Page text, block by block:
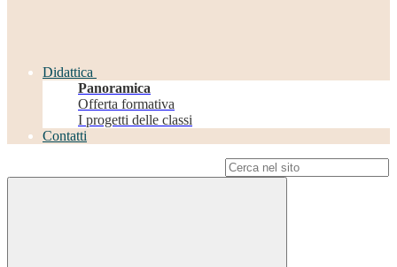
Didattica
Panoramica
Offerta formativa
I progetti delle classi
Contatti